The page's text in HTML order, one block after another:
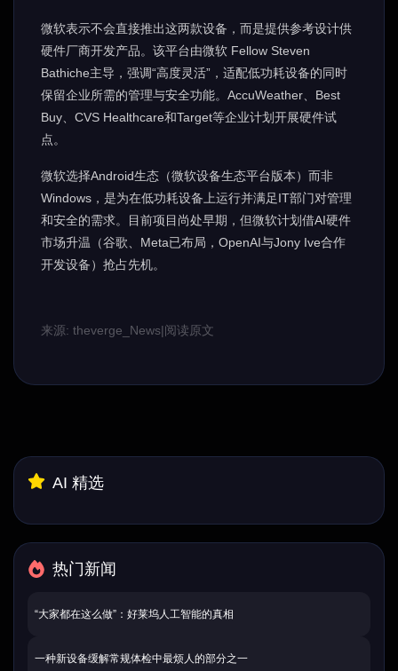
微软表示不会直接推出这两款设备，而是提供参考设计供
硬件厂商开发产品。该平台由微软 Fellow Steven
Bathiche主导，强调“高度灵活”，适配低功耗设备的同时
保留企业所需的管理与安全功能。AccuWeather、Best
Buy、CVS Healthcare和Target等企业计划开展硬件试
点。
微软选择Android生态（微软设备生态平台版本）而非
Windows，是为在低功耗设备上运行并满足IT部门对管理
和安全的需求。目前项目尚处早期，但微软计划借AI硬件
市场升温（谷歌、Meta已布局，OpenAI与Jony Ive合作
开发设备）抢占先机。
来源: theverge_News|阅读原文
AI 精选
热门新闻
“大家都在这么做”：好莱坞人工智能的真相
一种新设备缓解常规体检中最烦人的部分之一